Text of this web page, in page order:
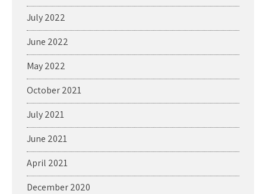
July 2022
June 2022
May 2022
October 2021
July 2021
June 2021
April 2021
December 2020